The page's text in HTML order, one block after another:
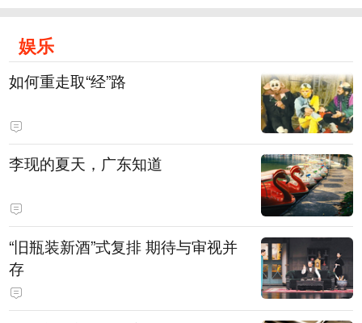
娱乐
如何重走取“经”路
李现的夏天，广东知道
“旧瓶装新酒”式复排 期待与审视并
存